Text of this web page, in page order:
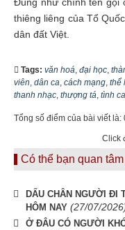
thiêng liêng của Tổ
dân đất Việt.
Tags: văn hoá, đại học,
viên, dân ca, cách mạng, thể
thanh nhạc, thượng tá, tình ca
Tổng số điểm của bài viết là:
Click
Có thể bạn quan tâm
DẤU CHÂN NGƯỜI ĐI
HÔM NAY (27/07/
Ở ĐÂU CÓ NGƯỜI